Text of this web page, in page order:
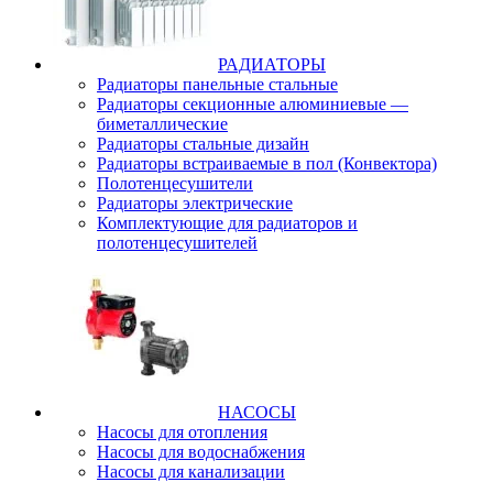
РАДИАТОРЫ
Радиаторы панельные стальные
Радиаторы секционные алюминиевые —
биметаллические
Радиаторы стальные дизайн
Радиаторы встраиваемые в пол (Конвектора)
Полотенцесушители
Радиаторы электрические
Комплектующие для радиаторов и
полотенцесушителей
НАСОСЫ
Насосы для отопления
Насосы для водоснабжения
Насосы для канализации